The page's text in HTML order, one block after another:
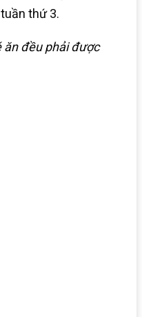
thứ 3.
ăn đều phải được